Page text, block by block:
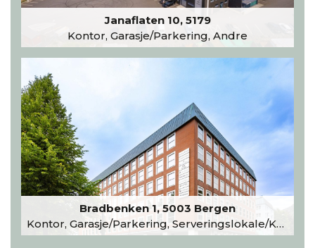
Janaflaten 10, 5179
Kontor, Garasje/Parkering, Andre
Bradbenken 1, 5003 Bergen
Kontor, Garasje/Parkering, Serveringslokale/Kantine, Undervisning/Arrangement